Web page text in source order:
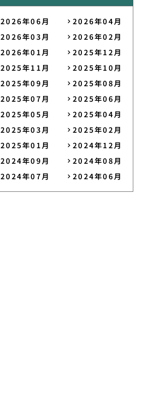
2026年06月
2026年04月
2026年03月
2026年02月
2026年01月
2025年12月
2025年11月
2025年10月
2025年09月
2025年08月
2025年07月
2025年06月
2025年05月
2025年04月
2025年03月
2025年02月
2025年01月
2024年12月
2024年09月
2024年08月
2024年07月
2024年06月